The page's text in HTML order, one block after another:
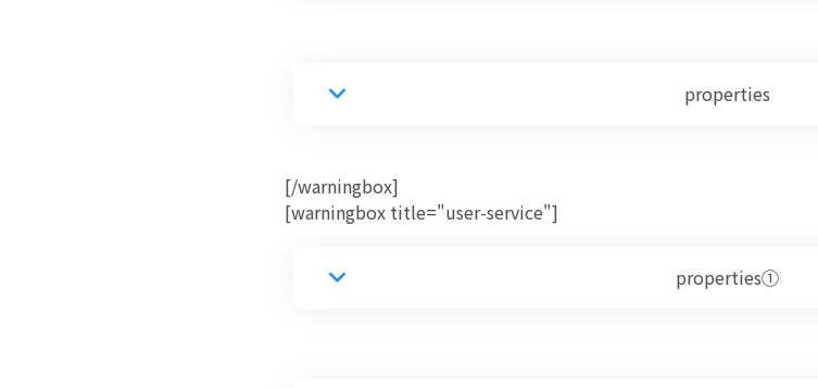
properties
[/warningbox]
[warningbox title="user-service"]
properties①